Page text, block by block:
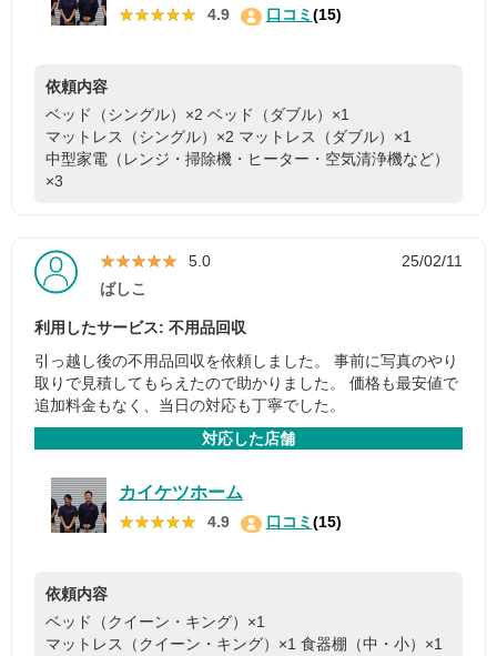
★★★★★
★★★★★ 4.9 口コミ(15)
依頼内容
ベッド（シングル）×2 ベッド（ダブル）×1
マットレス（シングル）×2 マットレス（ダブル）×1
中型家電（レンジ・掃除機・ヒーター・空気清浄機など）
×3
★★★★★
★★★★★ 5.0
25/02/11
ばしこ
利用したサービス: 不用品回収
引っ越し後の不用品回収を依頼しました。 事前に写真のやり
取りで見積してもらえたので助かりました。 価格も最安値で
追加料金もなく、当日の対応も丁寧でした。
対応した店舗
カイケツホーム
★★★★★
★★★★★ 4.9 口コミ(15)
依頼内容
ベッド（クイーン・キング）×1
マットレス（クイーン・キング）×1 食器棚（中・小）×1